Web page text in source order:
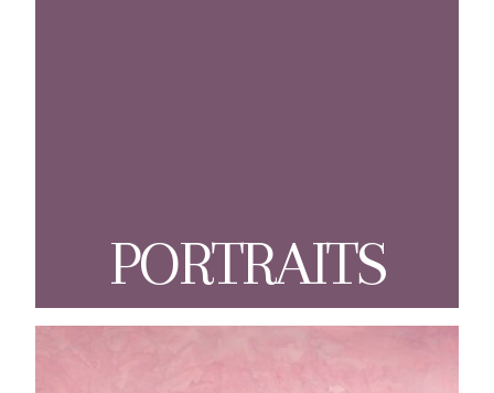
PORTRAITS